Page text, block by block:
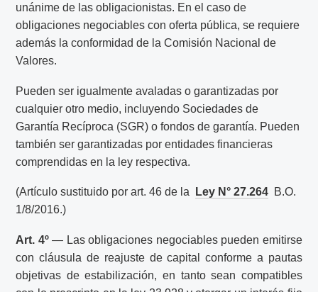
unánime de las obligacionistas. En el caso de
obligaciones negociables con oferta pública, se requiere
además la conformidad de la Comisión Nacional de
Valores.
Pueden ser igualmente avaladas o garantizadas por
cualquier otro medio, incluyendo Sociedades de
Garantía Recíproca (SGR) o fondos de garantía. Pueden
también ser garantizadas por entidades financieras
comprendidas en la ley respectiva.
(Artículo sustituido por art. 46 de la Ley N° 27.264 B.O.
1/8/2016.)
Art. 4º— Las obligaciones negociables pueden emitirse
con cláusula de reajuste de capital conforme a pautas
objetivas de estabilización, en tanto sean compatibles